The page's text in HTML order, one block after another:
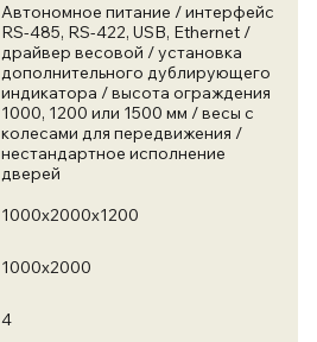
Автономное питание / интерфейс
RS-485, RS-422, USB, Ethernet /
драйвер весовой / установка
дополнительного дублирующего
индикатора / высота ограждения
1000, 1200 или 1500 мм / весы с
колесами для передвижения /
нестандартное исполнение
дверей
1000х2000х1200
1000х2000
4